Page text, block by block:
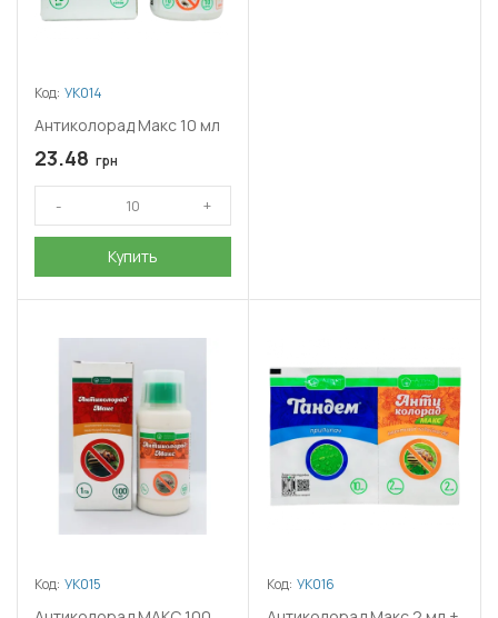
Код: УК014
Антиколорад Макс 10 мл
23.48 грн
Купить
Код: УК015 Код: УК016